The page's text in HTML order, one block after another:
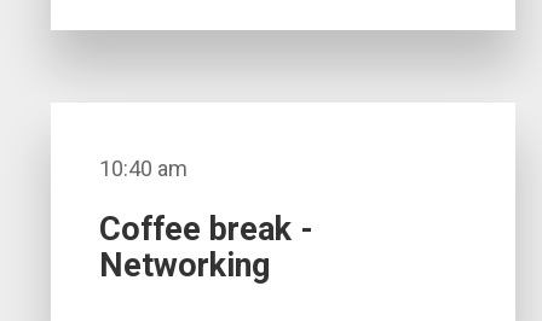
10:40 am
Coffee break -
Networking